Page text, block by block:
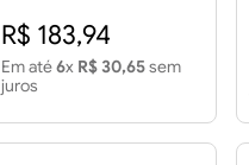
R$ 183,94
Em até6x R$ 30,65sem
juros